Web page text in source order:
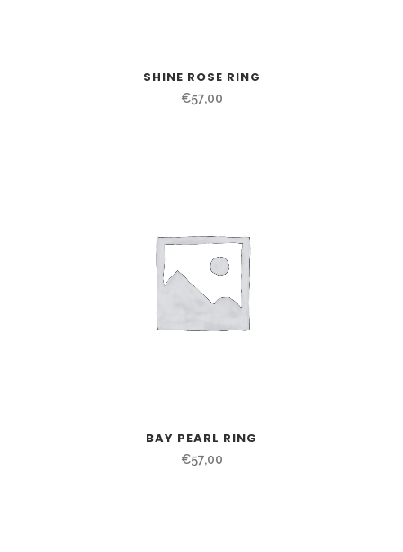
SHINE ROSE RING
€57,00
BAY PEARL RING
€57,00